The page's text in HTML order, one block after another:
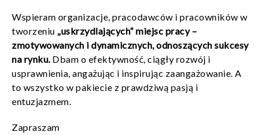
Wspieram organizacje, pracodawców i pracowników w
tworzeniu „uskrzydlających” miejsc pracy –
zmotywowanych i dynamicznych, odnoszących sukcesy
na rynku.Dbam o efektywność, ciągły rozwój i
usprawnienia, angażując i inspirując zaangażowanie. A
to wszystko w pakiecie z prawdziwą pasją i
entuzjazmem.
Zapraszam